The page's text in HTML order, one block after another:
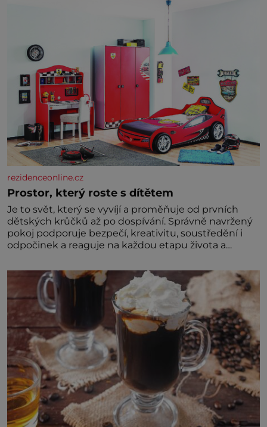
rezidenceonline.cz
Prostor, který roste s dítětem
Je to svět, který se vyvíjí a proměňuje od prvních
dětských krůčků až po dospívání. Správně navržený
pokoj podporuje bezpečí, kreativitu, soustředění i
odpočinek a reaguje na každou etapu života a
jednoduchost, měkkost a bezpečí, proto by pokoj
miminka měl působit především klidně a útulně.
Předškolní věk je